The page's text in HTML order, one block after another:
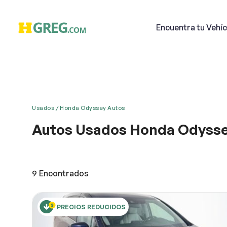
Encuentra tu
Usados Honda Odyssey Autos
Autos Usados Honda
espacio tanto delante como detrás. El carro se
rendimiento es su necesidad, entonces Honda
9 Encontrados
PRECIOS REDUCIDOS